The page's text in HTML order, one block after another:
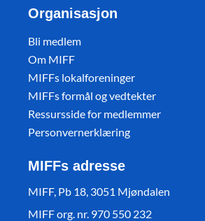
Organisasjon
Bli medlem
Om MIFF
MIFFs lokalforeninger
MIFFs formål og vedtekter
Ressursside for medlemmer
Personvernerklæring
MIFFs adresse
MIFF, Pb 18, 3051 Mjøndalen
MIFF org. nr. 970 550 232